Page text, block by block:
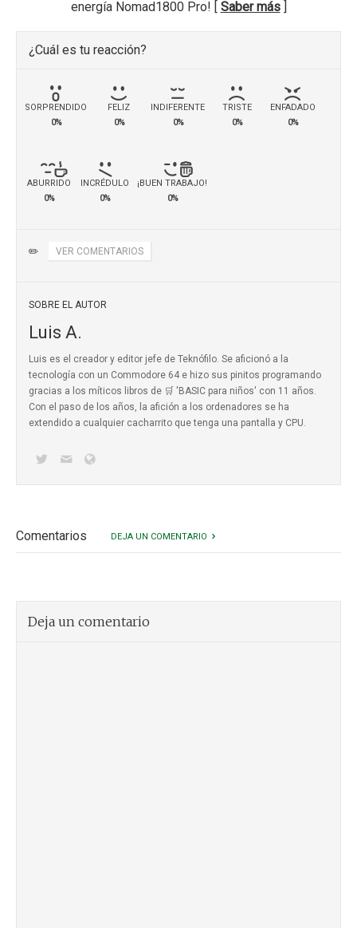
energía Nomad1800 Pro! [ Saber más]
¿Cuál es tu reacción?
SORPRENDIDO
0%
FELIZ
0%
INDIFERENTE
0%
TRISTE
0%
ENFADADO
0%
ABURRIDO
0%
INCRÉDULO
0%
¡BUEN TRABAJO!
0%
✏️ VER COMENTARIOS
SOBRE EL AUTOR
Luis A.
Luis es el creador y editor jefe de Teknófilo. Se aficionó a la
tecnología con un Commodore 64 e hizo sus pinitos programando
gracias a los míticos libros de 🛒 'BASIC para niños' con 11 años.
Con el paso de los años, la afición a los ordenadores se ha
extendido a cualquier cacharrito que tenga una pantalla y CPU.
Comentarios DEJA UN COMENTARIO
Deja un comentario